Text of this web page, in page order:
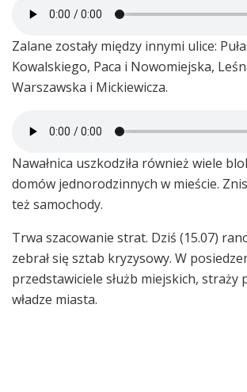
Zalane zostały między innymi ulice:
Kowalskiego, Paca i Nowomiejska,
Warszawska i Mickiewicza.
Nawałnica uszkodziła również wiele
domów jednorodzinnych w mieście.
też samochody.
Trwa szacowanie strat. Dziś (15.07)
zebrał się sztab kryzysowy. W
przedstawiciele służb miejskich, straży
władze miasta.